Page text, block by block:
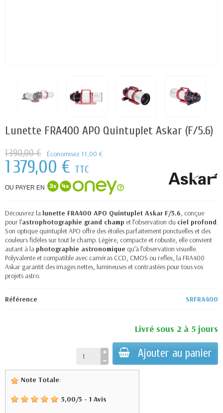
Lunette FRA400 APO Quintuplet Askar (F/5.6)
1 390,00 € Économisez 11,00 €
1 379,00 € TTC
OU PAYER EN
Découvrez la lunette FRA400 APO Quintuplet Askar F/5.6, conçue
pour l’astrophotographie grand champ et l’observation du ciel profond.
Son optique quintuplet APO offre des étoiles parfaitement ponctuelles et des
couleurs fidèles sur tout le champ. Légère, compacte et robuste, elle convient
autant à la photographie astronomique qu’à l’observation visuelle.
Polyvalente et compatible avec caméras CCD, CMOS ou reflex, la FRA400
Askar garantit des images nettes, lumineuses et contrastées pour tous vos
projets astro.
Référence SRFRA400
Livré sous 2 à 5 jours
Ajouter au panier
Note Totale:
5,00/5 - 1 Avis